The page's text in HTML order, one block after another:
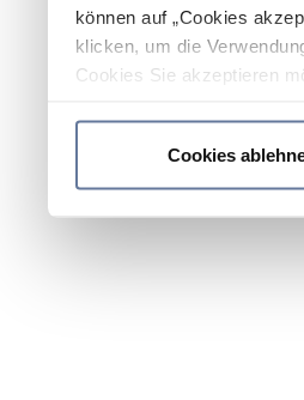
können auf „Cookies
klicken, um die
Cookies Sie akzeptieren
Cookies